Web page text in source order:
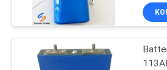
PRIVACY
POLICY